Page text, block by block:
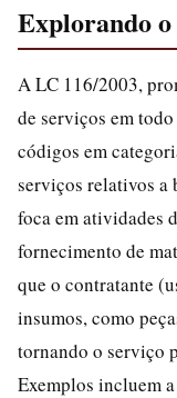
Explorando
A LC 116/2003,
de serviços em
códigos em
serviços relativos a
foca em atividades
fornecimento de
que o contratante
insumos, como
tornando o serviço
Exemplos incluem